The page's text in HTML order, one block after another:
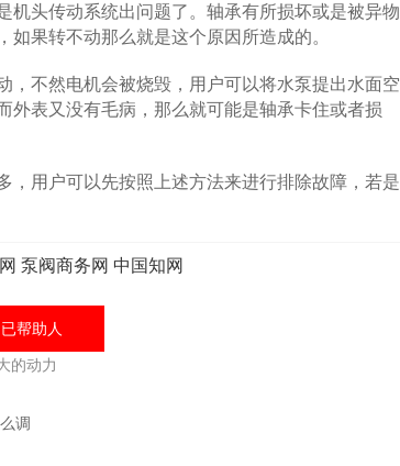
头传动系统出问题了。轴承有所损坏或是被异物
果转不动那么就是这个原因所造成的。
不然电机会被烧毁，用户可以将水泵提出水面空
外表又没有毛病，那么就可能是轴承卡住或者损
用户可以先按照上述方法来进行排除故障，若是
泵阀商务网 中国知网
已帮助人
的动力
调